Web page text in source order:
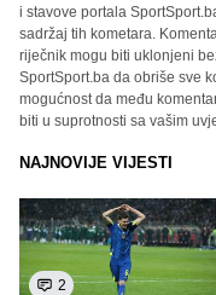
i stavove portala
sadržaj tih kometara.
riječnik mogu biti uklonjeni
SportSport.ba da obriše sve
mogućnost da među
biti u suprotnosti sa vašim
NAJNOVIJE VIJESTI
2